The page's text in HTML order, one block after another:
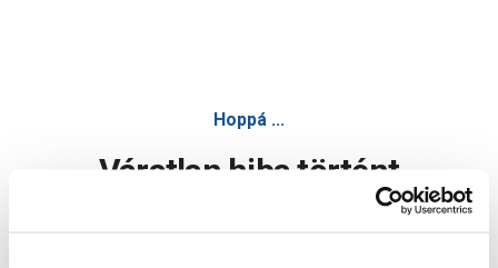
Hoppá ...
Váratlan hiba történt